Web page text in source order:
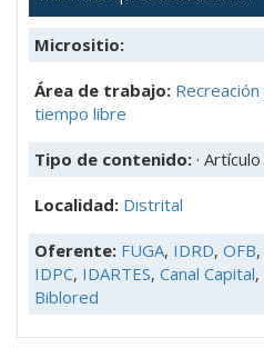
Micrositio:
Área de trabajo: Recreación
tiempo libre
Tipo de contenido: · Artículo
Localidad: Distrital
Oferente: FUGA, IDRD, OFB,
IDPC, IDARTES, Canal Capital,
Biblored